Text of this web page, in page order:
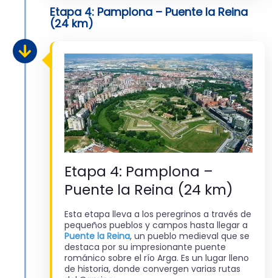
Etapa 4: Pamplona – Puente la Reina
(24 km)
Etapa 4: Pamplona –
Puente la Reina (24 km)
Esta etapa lleva a los peregrinos a través de
pequeños pueblos y campos hasta llegar a
Puente la Reina, un pueblo medieval que se
destaca por su impresionante puente
románico sobre el río Arga. Es un lugar lleno
de historia, donde convergen varias rutas